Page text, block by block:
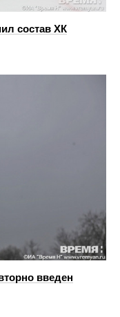
состав ХК
введен